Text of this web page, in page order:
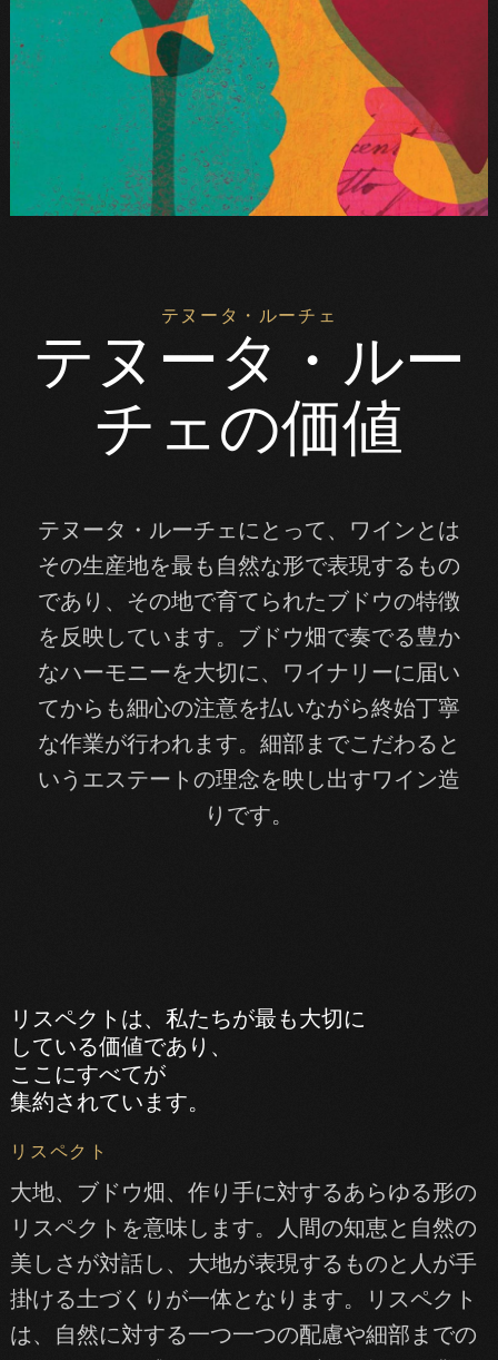
テヌータ・ルーチェ
テヌータ・ ルー
チェの価値
テヌータ・ルーチェにとって、ワインとは
その生産地を最も自然な形で表現するもの
であり、その地で育てられたブドウの特徴
を反映しています。ブドウ畑で奏でる豊か
なハーモニーを大切に、ワイナリーに届い
てからも細心の注意を払いながら終始丁寧
な作業が行われます。細部までこだわると
いうエステートの理念を映し出すワイン造
りです。
リスペクトは、私たちが最も大切に
している価値であり、
ここにすべてが
集約されています。
リスペクト
大地、ブドウ畑、作り手に対するあらゆる形の
リスペクトを意味します。人間の知恵と自然の
美しさが対話し、大地が表現するものと人が手
掛ける土づくりが一体となります。リスペクト
は、自然に対する一つ一つの配慮や細部までの